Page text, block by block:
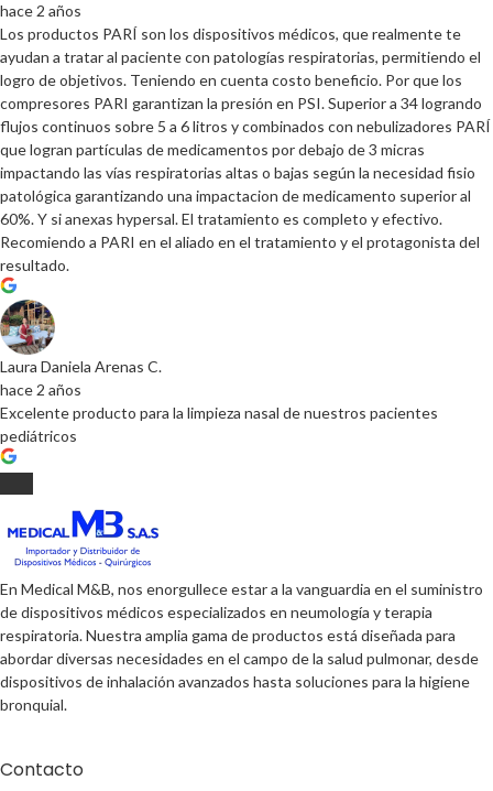
hace 2 años
Los productos PARÍ son los dispositivos médicos, que realmente te
ayudan a tratar al paciente con patologías respiratorias, permitiendo el
logro de objetivos. Teniendo en cuenta costo beneficio. Por que los
compresores PARI garantizan la presión en PSI. Superior a 34 logrando
flujos continuos sobre 5 a 6 litros y combinados con nebulizadores PARÍ
que logran partículas de medicamentos por debajo de 3 micras
impactando las vías respiratorias altas o bajas según la necesidad fisio
patológica garantizando una impactacion de medicamento superior al
60%. Y si anexas hypersal. El tratamiento es completo y efectivo.
Recomiendo a PARI en el aliado en el tratamiento y el protagonista del
resultado.
Laura Daniela Arenas C.
hace 2 años
Excelente producto para la limpieza nasal de nuestros pacientes
pediátricos
En Medical M&B, nos enorgullece estar a la vanguardia en el suministro
de dispositivos médicos especializados en neumología y terapia
respiratoria. Nuestra amplia gama de productos está diseñada para
abordar diversas necesidades en el campo de la salud pulmonar, desde
dispositivos de inhalación avanzados hasta soluciones para la higiene
bronquial.
Contacto